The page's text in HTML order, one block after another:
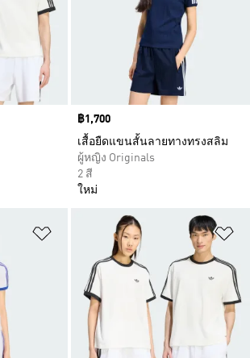
Price
฿1,700
เสื้อยืดแขนสั้นลายทางทรงสลิม
ผู้หญิง Originals
2 สี
ใหม่
เพิ่มไปยังรายการสินค้าโปรด